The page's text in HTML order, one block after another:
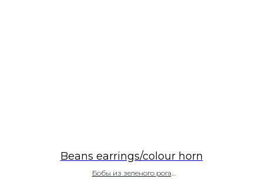
Beans earrings/colour horn
Бобы из зеленого рога